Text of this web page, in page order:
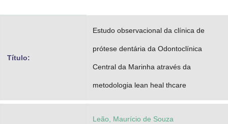
Título:
Estudo observacional da clínica de
prótese dentária da Odontoclínica
Central da Marinha através da
metodologia lean heal thcare
Leão, Maurício de Souza